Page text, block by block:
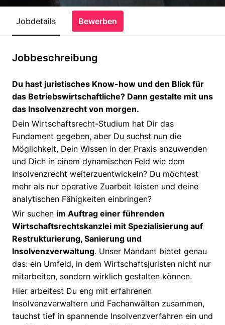
Jobdetails Bewerben
Jobbeschreibung
Du hast juristisches Know-how und den Blick für
das Betriebswirtschaftliche? Dann gestalte mit uns
das Insolvenzrecht von morgen.
Dein Wirtschaftsrecht-Studium hat Dir das
Fundament gegeben, aber Du suchst nun die
Möglichkeit, Dein Wissen in der Praxis anzuwenden
und Dich in einem dynamischen Feld wie dem
Insolvenzrecht weiterzuentwickeln? Du möchtest
mehr als nur operative Zuarbeit leisten und deine
analytischen Fähigkeiten einbringen?
Wir suchen im Auftrag einer führenden
Wirtschaftsrechtskanzlei mit Spezialisierung auf
Restrukturierung, Sanierung und
Insolvenzverwaltung. Unser Mandant bietet genau
das: ein Umfeld, in dem Wirtschaftsjuristen nicht nur
mitarbeiten, sondern wirklich gestalten können.
Hier arbeitest Du eng mit erfahrenen
Insolvenzverwaltern und Fachanwälten zusammen,
tauchst tief in spannende Insolvenzverfahren ein und